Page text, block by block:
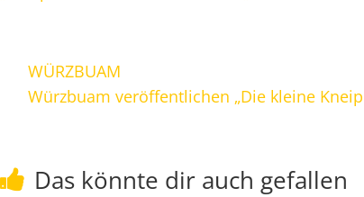
WÜRZBUAM
Würzbuam veröffentlichen „Die kleine
Das könnte dir auch gefallen